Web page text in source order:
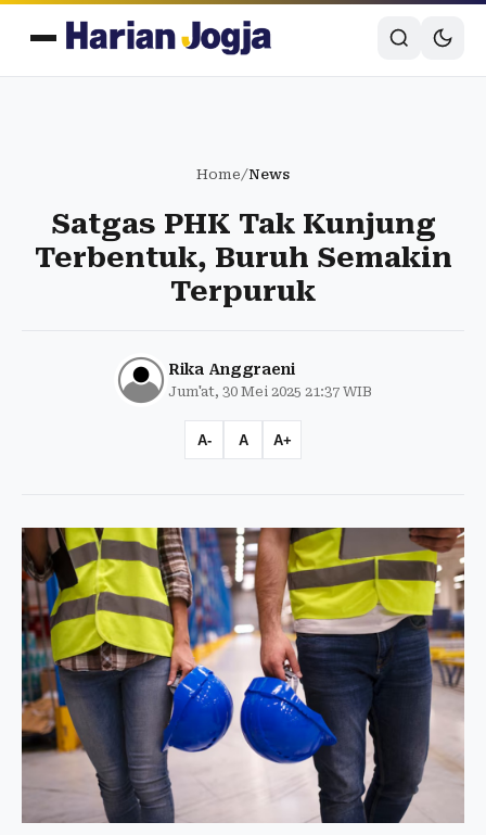
Home/News
Satgas PHK Tak Kunjung
Terbentuk, Buruh Semakin
Terpuruk
Rika Anggraeni
Jum'at, 30 Mei 2025 21:37 WIB
A- A A+